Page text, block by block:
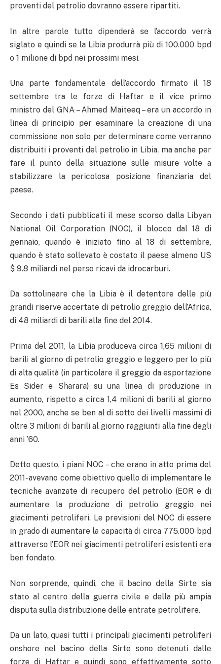
proventi del petrolio dovranno essere ripartiti.
In altre parole tutto dipenderà se l’accordo verrà
siglato e quindi se la Libia produrrà più di 100.000 bpd
o 1 milione di bpd nei prossimi mesi.
Una parte fondamentale dell’accordo firmato il 18
settembre tra le forze di Haftar e il vice primo
ministro del GNA – Ahmed Maiteeq – era un accordo in
linea di principio per esaminare la creazione di una
commissione non solo per determinare come verranno
distribuiti i proventi del petrolio in Libia, ma anche per
fare il punto della situazione sulle misure volte a
stabilizzare la pericolosa posizione finanziaria del
paese.
Secondo i dati pubblicati il mese scorso dalla Libyan
National Oil Corporation (NOC), il blocco dal 18 di
gennaio, quando è iniziato fino al 18 di settembre,
quando è stato sollevato è costato il paese almeno US
$ 9.8 miliardi nel perso ricavi da idrocarburi.
Da sottolineare che la Libia è il detentore delle più
grandi riserve accertate di petrolio greggio dell’Africa,
di 48 miliardi di barili alla fine del 2014.
Prima del 2011, la Libia produceva circa 1,65 milioni di
barili al giorno di petrolio greggio e leggero per lo più
di alta qualità (in particolare il greggio da esportazione
Es Sider e Sharara) su una linea di produzione in
aumento, rispetto a circa 1,4 milioni di barili al giorno
nel 2000, anche se ben al di sotto dei livelli massimi di
oltre 3 milioni di barili al giorno raggiunti alla fine degli
anni ’60.
Detto questo, i piani NOC – che erano in atto prima del
2011- avevano come obiettivo quello di implementare le
tecniche avanzate di recupero del petrolio (EOR e di
aumentare la produzione di petrolio greggio nei
giacimenti petroliferi. Le previsioni del NOC di essere
in grado di aumentare la capacità di circa 775.000 bpd
attraverso l’EOR nei giacimenti petroliferi esistenti era
ben fondato.
Non sorprende, quindi, che il bacino della Sirte sia
stato al centro della guerra civile e della più ampia
disputa sulla distribuzione delle entrate petrolifere.
Da un lato, quasi tutti i principali giacimenti petroliferi
onshore nel bacino della Sirte sono detenuti dalle
forze di Haftar e quindi sono effettivamente sotto